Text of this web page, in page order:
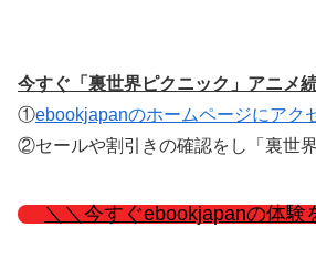
今すぐ「裏世界ピクニック」アニメ
①ebookjapanのホームページにアク
②セールや割引きの確認をし「裏世
＼＼今すぐebookjapanの体験